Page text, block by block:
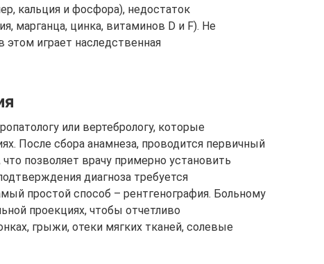
кальция и фосфора), недостаток
марганца, цинка, витаминов D и F). Не
играет наследственная
или вертебрологу, которые
После сбора анамнеза, проводится первичный
позволяет врачу примерно установить
диагноза требуется
простой способ – рентгенография. Больному
проекциях, чтобы отчетливо
грыжи, отеки мягких тканей, солевые